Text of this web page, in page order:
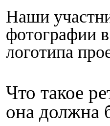
Наши
фотографии
логотипа
Что такое
она должна